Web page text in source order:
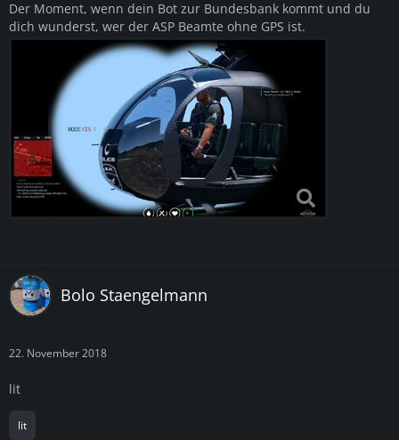
Der Moment, wenn dein Bot zur Bundesbank kommt und du
dich wunderst, wer der ASP Beamte ohne GPS ist.
Bolo Staengelmann
22. November 2018
lit
lit